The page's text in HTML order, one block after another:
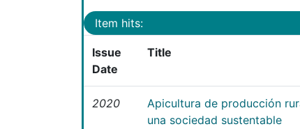
Item hits:
Issue
Date
Title
2020
Apicultura de producción
una sociedad sustentable